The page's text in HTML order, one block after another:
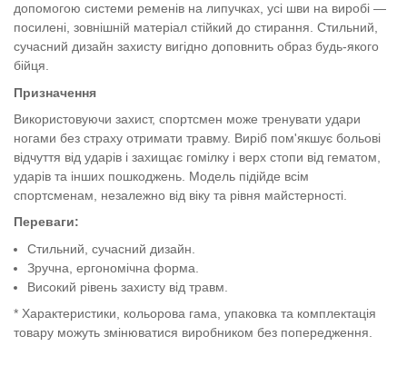
допомогою системи ременів на липучках, усі шви на виробі —
посилені, зовнішній матеріал стійкий до стирання. Стильний,
сучасний дизайн захисту вигідно доповнить образ будь-якого
бійця.
Призначення
Використовуючи захист, спортсмен може тренувати удари
ногами без страху отримати травму. Виріб пом'якшує больові
відчуття від ударів і захищає гомілку і верх стопи від гематом,
ударів та інших пошкоджень. Модель підійде всім
спортсменам, незалежно від віку та рівня майстерності.
Переваги:
Стильний, сучасний дизайн.
Зручна, ергономічна форма.
Високий рівень захисту від травм.
* Характеристики, кольорова гама, упаковка та комплектація
товару можуть змінюватися виробником без попередження.